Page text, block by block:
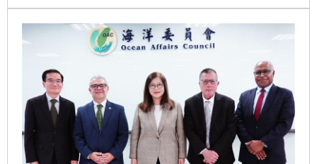
顧同仁。